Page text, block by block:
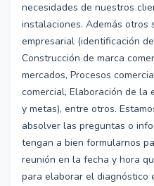
necesidades de nuestros
instalaciones. Además otros
empresarial (identificación
Construcción de marca
mercados, Procesos
comercial, Elaboración de la
y metas), entre otros.
absolver las preguntas o
tengan a bien formularnos
reunión en la fecha y hora
para elaborar el diagnóstico